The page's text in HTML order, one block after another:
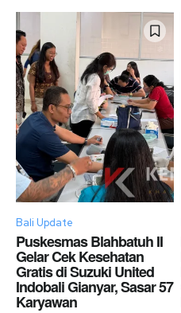
Bali Update
Puskesmas Blahbatuh II
Gelar Cek Kesehatan
Gratis di Suzuki United
Indobali Gianyar, Sasar 57
Karyawan